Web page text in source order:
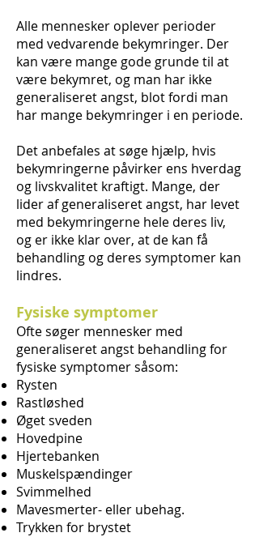
Alle mennesker oplever perioder
med vedvarende bekymringer. Der
kan være mange gode grunde til at
være bekymret, og man har ikke
generaliseret angst, blot fordi man
har mange bekymringer i en periode.
Det anbefales at søge hjælp, hvis
bekymringerne påvirker ens hverdag
og livskvalitet kraftigt. Mange, der
lider af generaliseret angst, har levet
med bekymringerne hele deres liv,
og er ikke klar over, at de kan få
behandling og deres symptomer kan
lindres.
Fysiske symptomer
Ofte søger mennesker med
generaliseret angst behandling for
fysiske symptomer såsom:
Rysten
Rastløshed
Øget sveden
Hovedpine
Hjertebanken
Muskelspændinger
Svimmelhed
Mavesmerter- eller ubehag.
Trykken for brystet